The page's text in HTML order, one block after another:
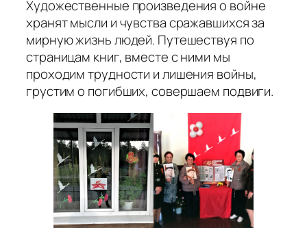
Художественные произведения о войне
хранят мысли и чувства сражавшихся за
мирную жизнь людей. Путешествуя по
страницам книг, вместе с ними мы
проходим трудности и лишения войны,
грустим о погибших, совершаем подвиги.